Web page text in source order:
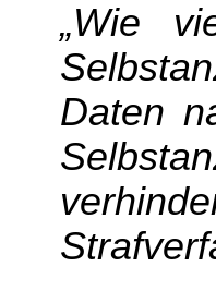
„Wie
Daten